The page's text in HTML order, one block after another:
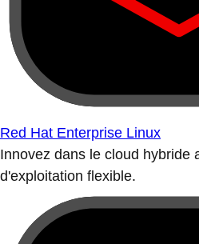
Red Hat Enterprise Linux
Innovez dans le cloud hybride
d'exploitation flexible.